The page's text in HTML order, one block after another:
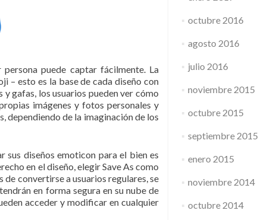
puede captar fácilmente. La
– esto es la base de cada diseño con
gafas, los usuarios pueden ver cómo
imágenes y fotos personales y
dependiendo de la imaginación de los
sus diseños emoticon para el bien es
en el diseño, elegir Save As como
convertirse a usuarios regulares, se
en forma segura en su nube de
acceder y modificar en cualquier
octubre 2016
agosto 2016
julio 2016
noviembre 2015
octubre 2015
septiembre 2015
enero 2015
noviembre 2014
octubre 2014